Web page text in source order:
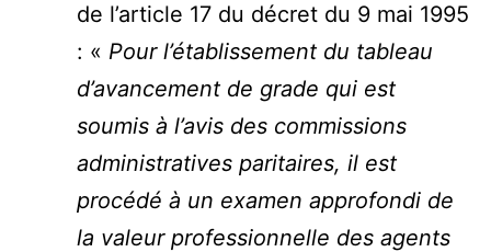
de l’article 17 du décret du 9 mai 1995
: « Pour l’établissement du tableau
d’avancement de grade qui est
soumis à l’avis des commissions
administratives paritaires, il est
procédé à un examen approfondi de
la valeur professionnelle des agents